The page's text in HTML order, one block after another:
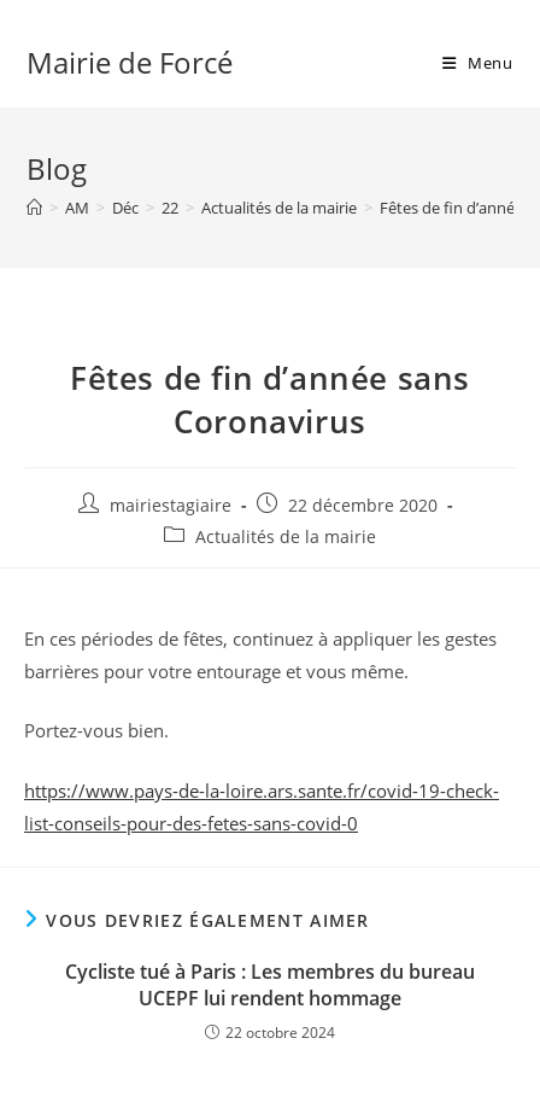
contentMairie de Forcé Menu
Blog
> AM > Déc > 22 > Actualités de la mairie > Fêtes de fin d’année
Fêtes de fin d’année sans
Coronavirus
Auteur/autrice
mairiestagiaire
Publication
publiée :
22 décembre 2020
Post Actualités de la mairie
En ces périodes de fêtes, continuez à appliquer les gestes
barrières pour votre entourage et vous même.
Portez-vous bien.
https://www.pays-de-la-loire.ars.sante.fr/covid-19-check-
list-conseils-pour-des-fetes-sans-covid-0
VOUS DEVRIEZ ÉGALEMENT AIMER
Cycliste tué à Paris : Les membres du bureau
UCEPF lui rendent hommage
22 octobre 2024